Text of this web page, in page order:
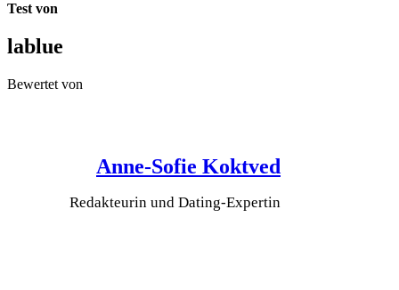
Test von
lablue
Bewertet von
Anne-Sofie Koktved
Redakteurin und Dating-Expertin